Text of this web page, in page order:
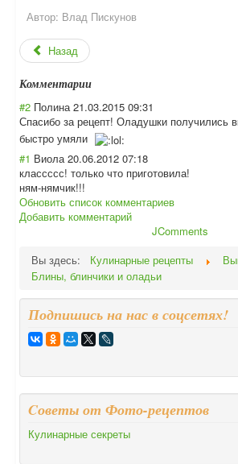
Автор: Влад Пискунов
Назад
Комментарии
#2 Полина 21.03.2015 09:31
Спасибо за рецепт! Оладушки получились
быстро умяли
#1 Виола 20.06.2012 07:18
классссс! только что приготовила!
ням-нямчик!!!
Обновить список комментариев
Добавить комментарий
JComments
Вы здесь:
Кулинарные рецепты
Блины, блинчики и оладьи
Подпишись на нас в соцсетях!
Cоветы от Фото-рецептов
Кулинарные секреты